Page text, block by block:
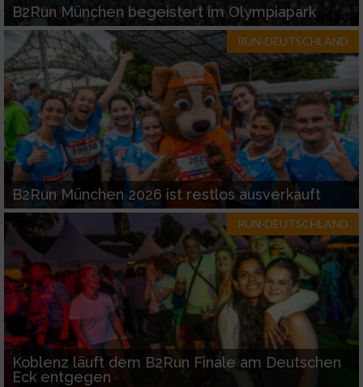
B2Run München begeistert im Olympiapark
RUN-DEUTSCHLAND
B2Run München 2026 ist restlos ausverkauft
RUN-DEUTSCHLAND
Koblenz läuft dem B2Run Finale am Deutschen
Eck entgegen